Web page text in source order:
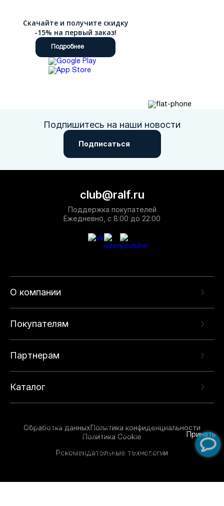
Скачайте и получите скидку
-15% на первый заказ!
Подробнее
Подпишитесь на наши новости
Подписаться
О компании
Покупателям
Партнерам
Каталог
club@ralf.ru
Поддержка покупателей
Ежедневно, с 8:00 до 22:00
Обработка данныхПолитика конфиденциальности
Политика Cookie
Рекомендательные технологии
опыта на нашем сайте. Продолжая использовать
данный сайт, вы соглашаетесь с использованием
технологий. Для получения дополнительной
Принять